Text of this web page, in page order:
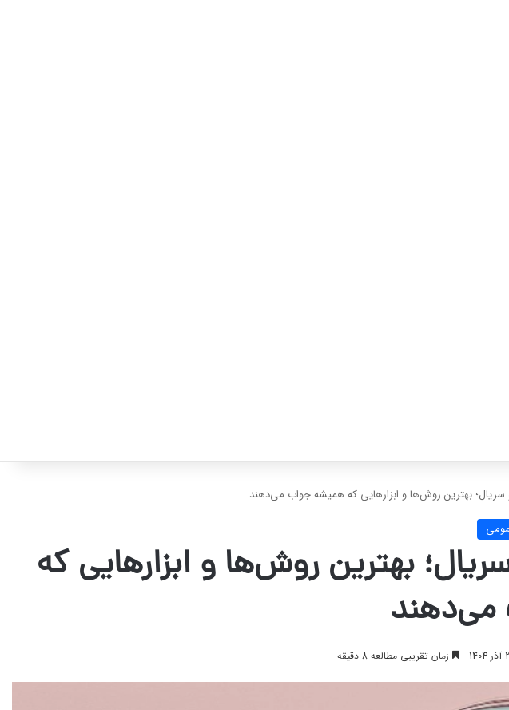
سریال؛ بهترین روش‌ها و ابزارهایی که همیشه جواب می‌دهند
بهترین روش‌ها و ابزارهایی که
زمان تقریبی مطالعه 8 دقیقه